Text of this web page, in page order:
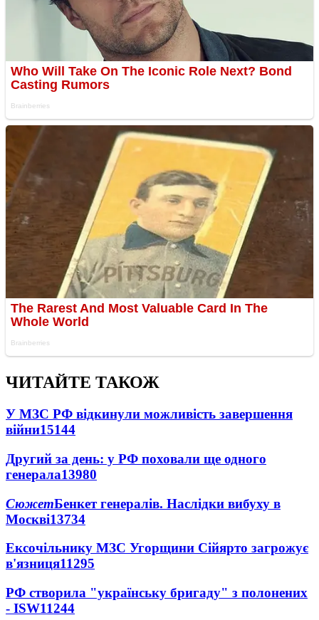
ЧИТАЙТЕ ТАКОЖ
У МЗС РФ відкинули можливість завершення
війни15144
Другий за день: у РФ поховали ще одного
генерала13980
СюжетБенкет генералів. Наслідки вибуху в
Москві13734
Ексочільнику МЗС Угорщини Сійярто загрожує
в'язниця11295
РФ створила "українську бригаду" з полонених
- ISW11244